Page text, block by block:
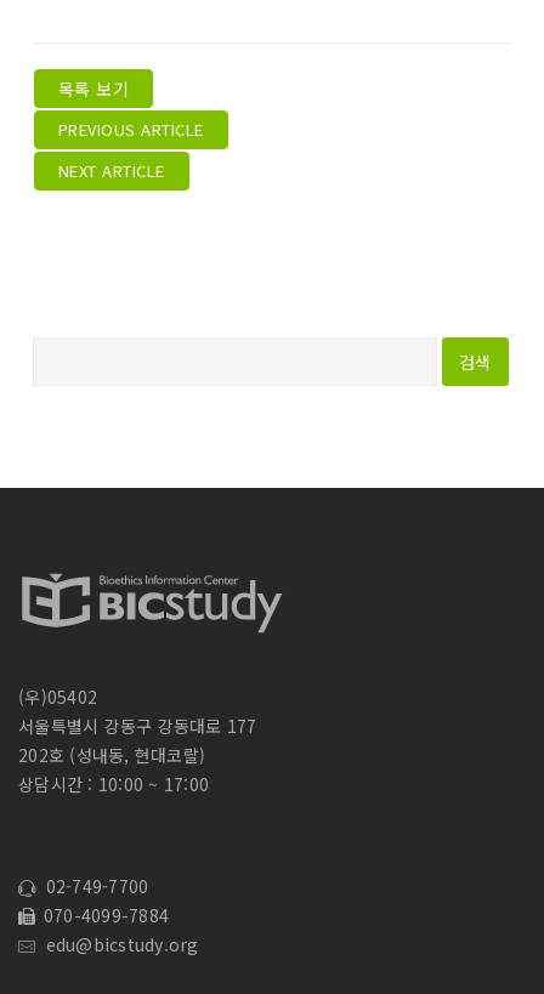
목록 보기
PREVIOUS ARTICLE
NEXT ARTICLE
(우)05402
서울특별시 강동구 강동대로 177
202호 (성내동, 현대코랄)
상담시간 : 10:00 ~ 17:00
02-749-7700
070-4099-7884
edu@bicstudy.org